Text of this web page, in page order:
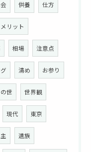
供養 仕方
メリット
相場 注意点
清め お参り
世 世界観
現代 東京
遺族